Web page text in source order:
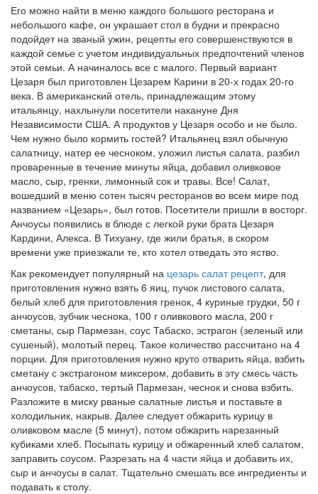
Его можно найти в меню каждого большого ресторана и
небольшого кафе, он украшает стол в будни и прекрасно
подойдет на званый ужин, рецепты его совершенствуются в
каждой семье с учетом индивидуальных предпочтений членов
этой семьи. А начиналось все с малого. Первый вариант
Цезаря был приготовлен Цезарем Карини в 20-х годах 20-го
века. В американский отель, принадлежащим этому
итальянцу, нахлынули посетители накануне Дня
Независимости США. А продуктов у Цезаря особо и не было.
Чем нужно было кормить гостей? Итальянец взял обычную
салатницу, натер ее чесноком, уложил листья салата, разбил
проваренные в течение минуты яйца, добавил оливковое
масло, сыр, гренки, лимонный сок и травы. Все! Салат,
вошедший в меню сотен тысяч ресторанов во всем мире под
названием «Цезарь», был готов. Посетители пришли в восторг.
Анчоусы появились в блюде с легкой руки брата Цезаря
Кардини, Алекса. В Тихуану, где жили братья, в скором
времени уже приезжали те, кто хотел отведать это яство.
Как рекомендует популярный на цезарь салат рецепт, для
приготовления нужно взять 6 яиц, пучок листового салата,
белый хлеб для приготовления гренок, 4 куриные грудки, 50 г
анчоусов, зубчик чеснока, 100 г оливкового масла, 200 г
сметаны, сыр Пармезан, соус Табаско, эстрагон (зеленый или
сушеный), молотый перец. Такое количество рассчитано на 4
порции. Для приготовления нужно круто отварить яйца, взбить
сметану с экстрагоном миксером, добавить в эту смесь часть
анчоусов, табаско, тертый Пармезан, чеснок и снова взбить.
Разложите в миску рваные салатные листья и поставьте в
холодильник, накрыв. Далее следует обжарить курицу в
оливковом масле (5 минут), потом обжарить нарезанный
кубиками хлеб. Посыпать курицу и обжаренный хлеб салатом,
заправить соусом. Разрезать на 4 части яйца и добавить их,
сыр и анчоусы в салат. Тщательно смешать все ингредиенты и
подавать к столу.